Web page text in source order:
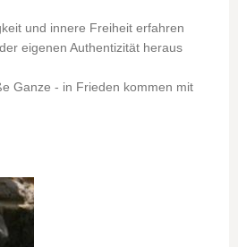
und innere Freiheit erfahren
eigenen Authentizität heraus
Ganze - in Frieden kommen mit